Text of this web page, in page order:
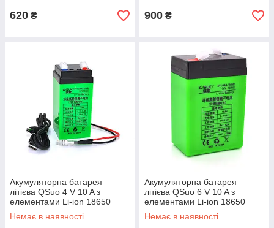
620 ₴ 900 ₴
Акумуляторна батарея
літієва QSuo 4 V 10 A з
елементами Li-ion 18650
(47X47X100)
Немає в наявності
Акумуляторна батарея
літієва QSuo 6 V 10 A з
елементами Li-ion 18650
(70X46X100)
Немає в наявності